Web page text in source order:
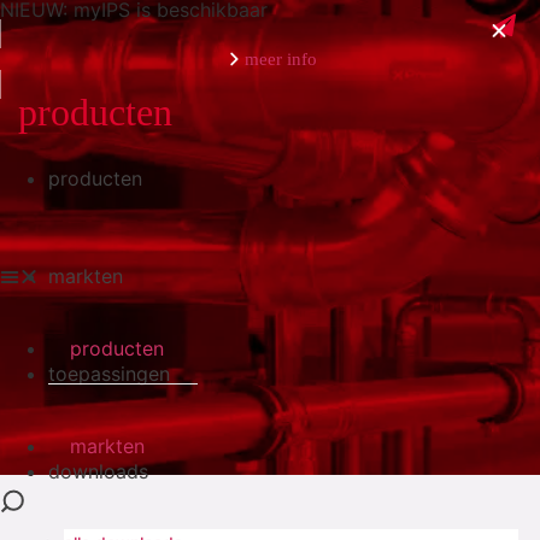
NIEUW: myIPS is beschikbaar
meer info
sluiten
producten
markten
toepassingen
downloads
producten
markten
producten